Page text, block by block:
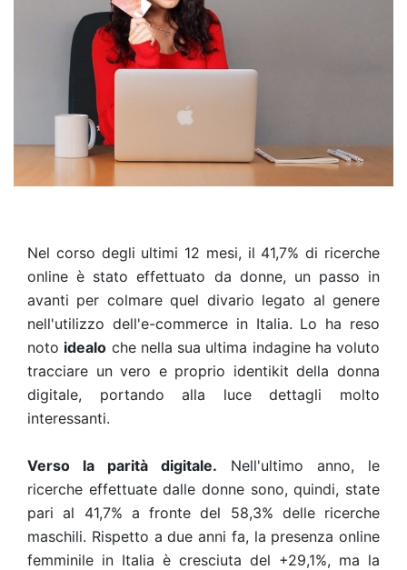
Nel corso degli ultimi 12 mesi, il 41,7% di ricerche
online è stato effettuato da donne, un passo in
avanti per colmare quel divario legato al genere
nell'utilizzo dell'e-commerce in Italia. Lo ha reso
noto idealo che nella sua ultima indagine ha voluto
tracciare un vero e proprio identikit della donna
digitale, portando alla luce dettagli molto
interessanti.
Verso la parità digitale. Nell'ultimo anno, le
ricerche effettuate dalle donne sono, quindi, state
pari al 41,7% a fronte del 58,3% delle ricerche
maschili. Rispetto a due anni fa, la presenza online
femminile in Italia è cresciuta del +29,1%, ma la